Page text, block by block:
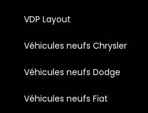
VDP Layout
Véhicules neufs Chrysler
Véhicules neufs Dodge
Véhicules neufs Fiat